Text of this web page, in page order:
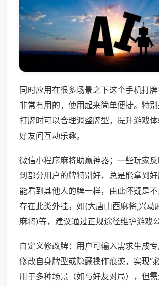
同时应用在很多场景之下这个手机打
非常有用的，使用起来简单便捷。特
打牌时可以合理调整牌型，提升游戏
好友间互动乐趣。
微信小程序麻将助赢神器；一些玩家
到部分用户的牌特别好，总是能拿到
能看到其他人的牌一样，由此怀疑是
存在此类外挂。如(大唐山西麻将,兴动
麻将)等，建议通过正规途径维护游戏公
自定义修改牌：用户可输入需求生成专
修改自身牌型或隐藏操作痕迹，实现“
用于多种场景（如与好友对局），但